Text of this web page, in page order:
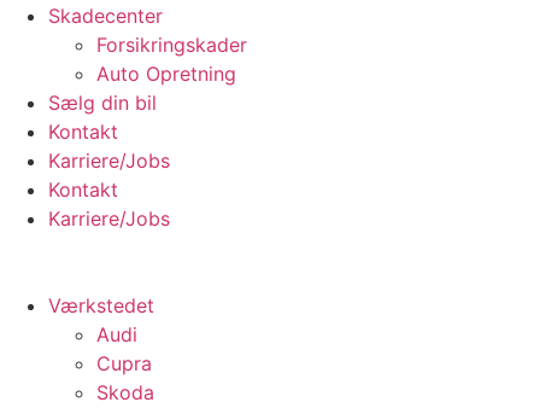
Skadecenter
Forsikringskader
Auto Opretning
Sælg din bil
Kontakt
Karriere/Jobs
Kontakt
Karriere/Jobs
Værkstedet
Audi
Cupra
Skoda